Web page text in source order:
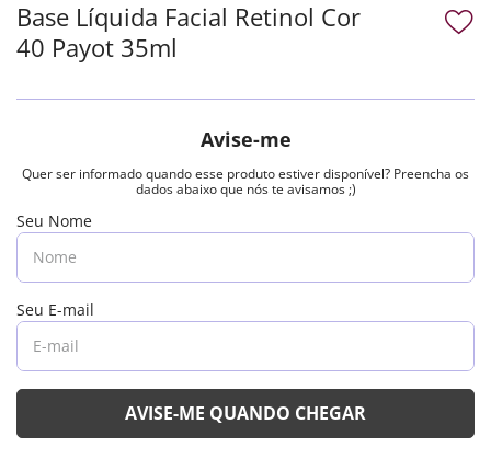
Base Líquida Facial Retinol Cor
40 Payot 35ml